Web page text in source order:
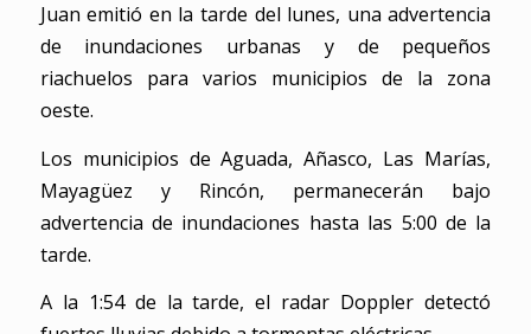
Juan emitió en la tarde del lunes, una advertencia
de inundaciones urbanas y de pequeños
riachuelos para varios municipios de la zona
oeste.
Los municipios de Aguada, Añasco, Las Marías,
Mayagüez y Rincón, permanecerán bajo
advertencia de inundaciones hasta las 5:00 de la
tarde.
A la 1:54 de la tarde, el radar Doppler detectó